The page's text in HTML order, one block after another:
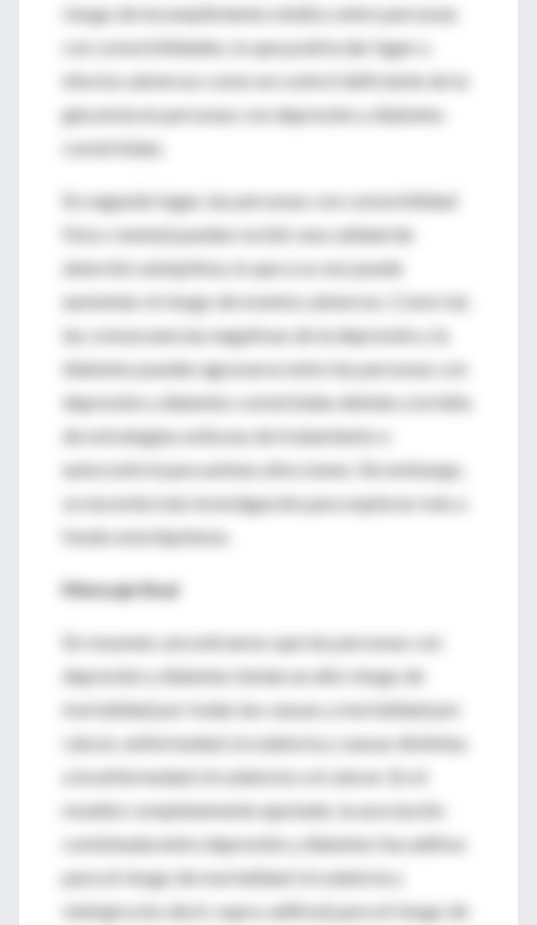
riesgo de incumplimiento médico entre personas
con comorbilidades, lo que podría dar lugar a
efectos adversos como un control deficiente de la
glucemia en personas con depresión y diabetes
comórbidas.
En segundo lugar, las personas con comorbilidad
físico-mental pueden recibir una calidad de
atención subóptima, lo que a su vez puede
aumentar el riesgo de eventos adversos. Como tal,
las consecuencias negativas de la depresión y la
diabetes pueden agravarse entre las personas con
depresión y diabetes comórbidas debido a la falta
de estrategias exitosas de tratamiento o
autocontrol para ambas afecciones. Sin embargo,
se necesita más investigación para explorar más a
fondo esta hipótesis.
Mensaje final
En resumen, encontramos que las personas con
depresión y diabetes tenían un alto riesgo de
mortalidad por todas las causas y mortalidad por
cáncer, enfermedad circulatoria y causas distintas
a la enfermedad circulatoria o el cáncer. En el
modelo completamente ajustado, la asociación
combinada entre depresión y diabetes fue aditiva
para el riesgo de mortalidad circulatoria y
sinérgica (es decir, supra-aditiva) para el riesgo de